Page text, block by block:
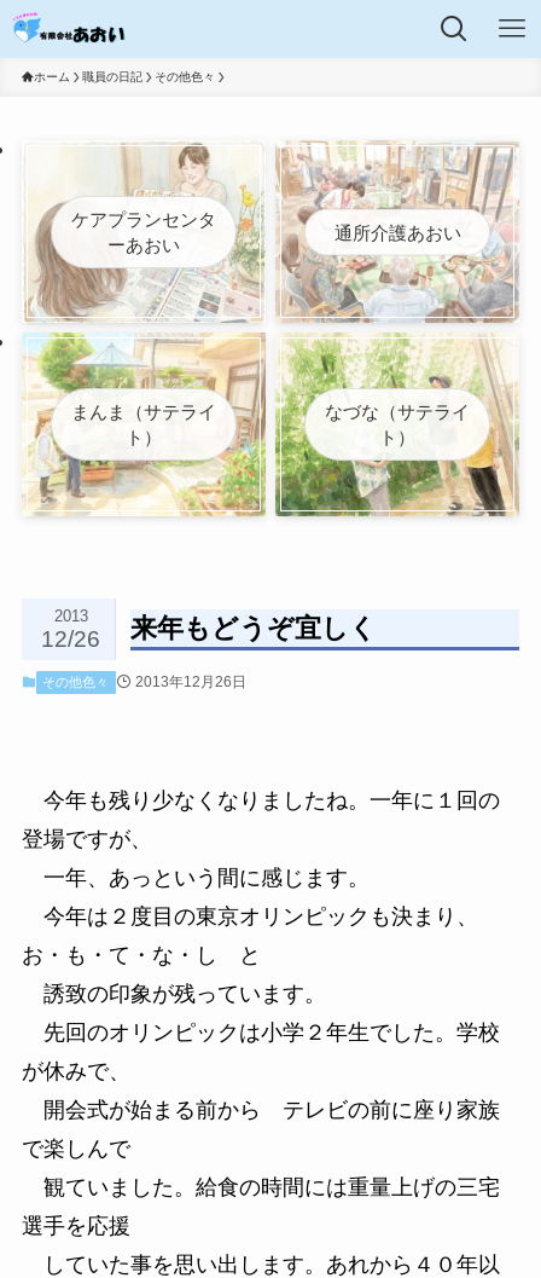
ホーム 職員の日記 その他色々
ケアプランセンタ
ーあおい
通所介護あおい
まんま（サテライ
ト）
なづな（サテライ
ト）
来年もどうぞ宜しく
2013
12/26
その他色々 2013年12月26日
今年も残り少なくなりましたね。一年に１回の
登場ですが、
一年、あっという間に感じます。
今年は２度目の東京オリンピックも決まり、
お・も・て・な・し と
誘致の印象が残っています。
先回のオリンピックは小学２年生でした。学校
が休みで、
開会式が始まる前から テレビの前に座り家族
で楽しんで
観ていました。給食の時間には重量上げの三宅
選手を応援
していた事を思い出します。あれから４０年以